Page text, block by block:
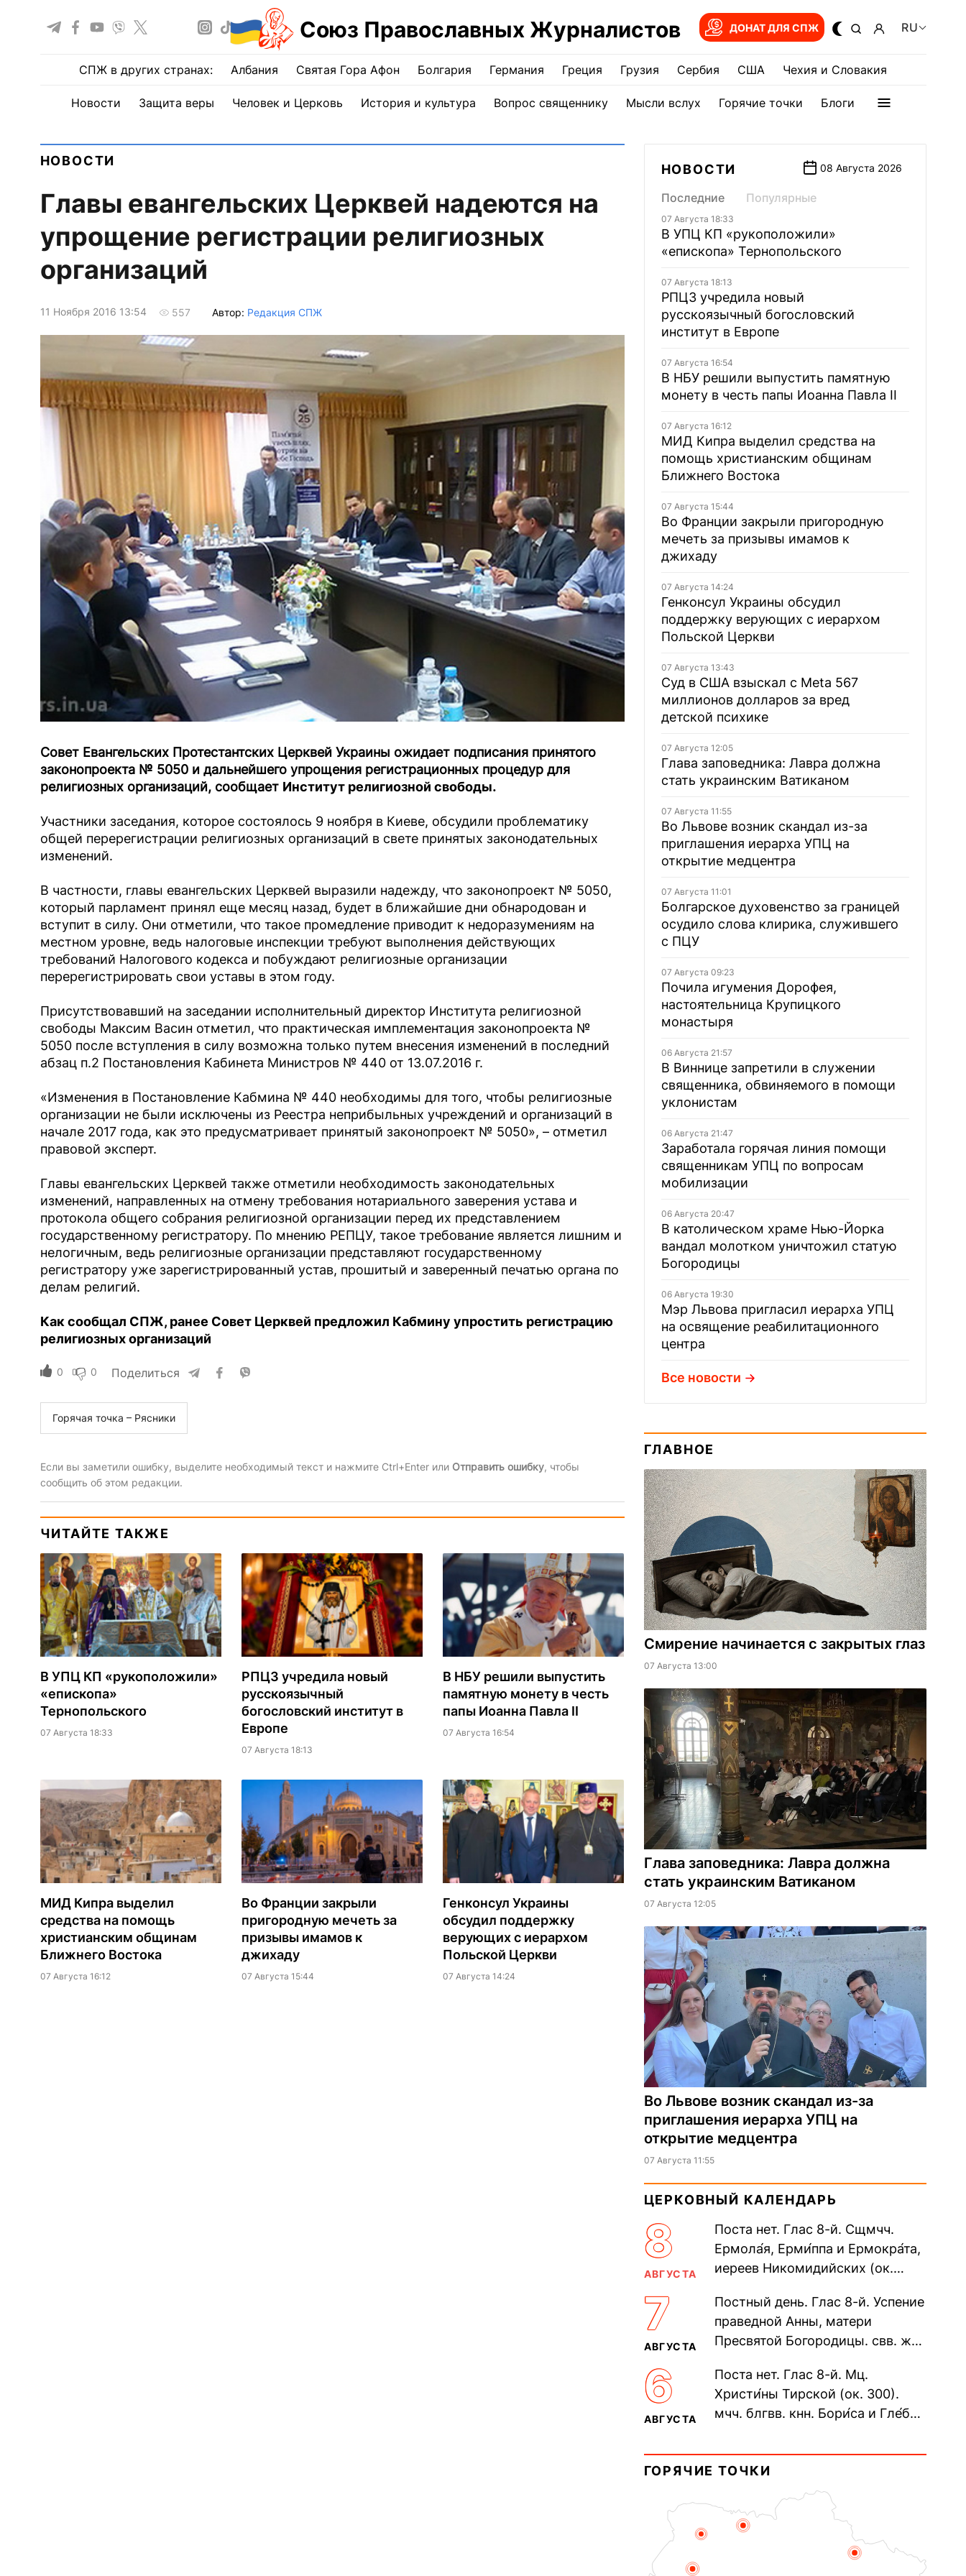
Союз Православных Журналистов ДОНАТ ДЛЯ СПЖ RU
СПЖ в других странах: Албания Святая Гора Афон Болгария Германия Греция Грузия Сербия США Чехия и Словакия
Новости Защита веры Человек и Церковь История и культура Вопрос священнику Мысли вслух Горячие точки Блоги
НОВОСТИ
Главы евангельских Церквей надеются на
упрощение регистрации религиозных
организаций
11 Ноября 2016 13:54 557 Автор: Редакция СПЖ
Совет Евангельских Протестантских Церквей Украины ожидает подписания принятого
законопроекта № 5050 и дальнейшего упрощения регистрационных процедур для
религиозных организаций, сообщает Институт религиозной свободы.
Участники заседания, которое состоялось 9 ноября в Киеве, обсудили проблематику
общей перерегистрации религиозных организаций в свете принятых законодательных
изменений.
В частности, главы евангельских Церквей выразили надежду, что законопроект № 5050,
который парламент принял еще месяц назад, будет в ближайшие дни обнародован и
вступит в силу. Они отметили, что такое промедление приводит к недоразумениям на
местном уровне, ведь налоговые инспекции требуют выполнения действующих
требований Налогового кодекса и побуждают религиозные организации
перерегистрировать свои уставы в этом году.
Присутствовавший на заседании исполнительный директор Института религиозной
свободы Максим Васин отметил, что практическая имплементация законопроекта №
5050 после вступления в силу возможна только путем внесения изменений в последний
абзац п.2 Постановления Кабинета Министров № 440 от 13.07.2016 г.
«Изменения в Постановление Кабмина № 440 необходимы для того, чтобы религиозные
организации не были исключены из Реестра неприбыльных учреждений и организаций в
начале 2017 года, как это предусматривает принятый законопроект № 5050», – отметил
правовой эксперт.
Главы евангельских Церквей также отметили необходимость законодательных
изменений, направленных на отмену требования нотариального заверения устава и
протокола общего собрания религиозной организации перед их представлением
государственному регистратору. По мнению РЕПЦУ, такое требование является лишним и
нелогичным, ведь религиозные организации представляют государственному
регистратору уже зарегистрированный устав, прошитый и заверенный печатью органа по
делам религий.
Как сообщал СПЖ, ранее Совет Церквей предложил Кабмину упростить регистрацию
религиозных организаций
0 0 Поделиться
Горячая точка – Рясники
Если вы заметили ошибку, выделите необходимый текст и нажмите Ctrl+Enter или Отправить ошибку, чтобы
сообщить об этом редакции.
ЧИТАЙТЕ ТАКЖЕ
В УПЦ КП «рукоположили»
«епископа»
Тернопольского
07 Августа 18:33
РПЦЗ учредила новый
русскоязычный
богословский институт в
Европе
07 Августа 18:13
В НБУ решили выпустить
памятную монету в честь
папы Иоанна Павла II
07 Августа 16:54
МИД Кипра выделил
средства на помощь
христианским общинам
Ближнего Востока
07 Августа 16:12
Во Франции закрыли
пригородную мечеть за
призывы имамов к
джихаду
07 Августа 15:44
Генконсул Украины
обсудил поддержку
верующих с иерархом
Польской Церкви
07 Августа 14:24
НОВОСТИ 08 Августа 2026
Последние Популярные
07 Августа 18:33
В УПЦ КП «рукоположили»
«епископа» Тернопольского
07 Августа 18:13
РПЦЗ учредила новый
русскоязычный богословский
институт в Европе
07 Августа 16:54
В НБУ решили выпустить памятную
монету в честь папы Иоанна Павла II
07 Августа 16:12
МИД Кипра выделил средства на
помощь христианским общинам
Ближнего Востока
07 Августа 15:44
Во Франции закрыли пригородную
мечеть за призывы имамов к
джихаду
07 Августа 14:24
Генконсул Украины обсудил
поддержку верующих с иерархом
Польской Церкви
07 Августа 13:43
Суд в США взыскал с Meta 567
миллионов долларов за вред
детской психике
07 Августа 12:05
Глава заповедника: Лавра должна
стать украинским Ватиканом
07 Августа 11:55
Во Львове возник скандал из-за
приглашения иерарха УПЦ на
открытие медцентра
07 Августа 11:01
Болгарское духовенство за границей
осудило слова клирика, служившего
с ПЦУ
07 Августа 09:23
Почила игумения Дорофея,
настоятельница Крупицкого
монастыря
06 Августа 21:57
В Виннице запретили в служении
священника, обвиняемого в помощи
уклонистам
06 Августа 21:47
Заработала горячая линия помощи
священникам УПЦ по вопросам
мобилизации
06 Августа 20:47
В католическом храме Нью-Йорка
вандал молотком уничтожил статую
Богородицы
06 Августа 19:30
Мэр Львова пригласил иерарха УПЦ
на освящение реабилитационного
центра
Все новости
ГЛАВНОЕ
Смирение начинается с закрытых глаз
07 Августа 13:00
Глава заповедника: Лавра должна
стать украинским Ватиканом
07 Августа 12:05
Во Львове возник скандал из-за
приглашения иерарха УПЦ на
открытие медцентра
07 Августа 11:55
ЦЕРКОВНЫЙ КАЛЕНДАРЬ
8
АВГУСТА
Поста нет. Глас 8-й. Сщмчч.
Ермола́я, Ерми́ппа и Ермокра́та,
иереев Никомидийских (ок.
Печерского, в Ближних
пещерах...
7
АВГУСТА
Постный день. Глас 8-й. Успение
праведной Анны, матери
Пресвятой Богородицы. свв. жен
прп. Евпракси́и девы,...
6
АВГУСТА
Поста нет. Глас 8-й. Мц.
Христи́ны Тирской (ок. 300).
мчч. блгвв. кнн. Бори́са и Гле́ба,
Дави́да (1015). Прп....
ГОРЯЧИЕ ТОЧКИ